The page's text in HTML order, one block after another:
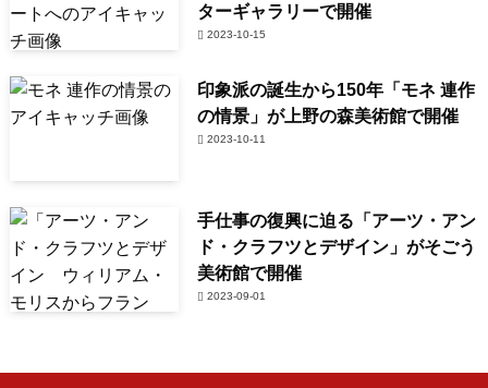
ターギャラリーで開催
2023-10-15
印象派の誕生から150年「モネ 連作
の情景」が上野の森美術館で開催
2023-10-11
手仕事の復興に迫る「アーツ・アン
ド・クラフツとデザイン」がそごう
美術館で開催
2023-09-01